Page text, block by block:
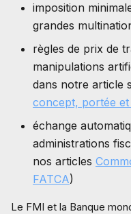
imposition
grandes
règles de prix de
manipulations
dans notre article
concept, portée
échange
administrations
nos articles
FATCA)
Le FMI et la Banque